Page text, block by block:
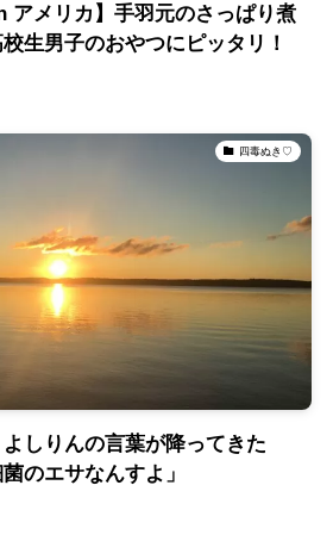
アメリカ】手羽元のさっぱり煮
生男子のおやつにピッタリ！
四毒ぬき♡
よしりんの言葉が降ってきた
のエサなんすよ」